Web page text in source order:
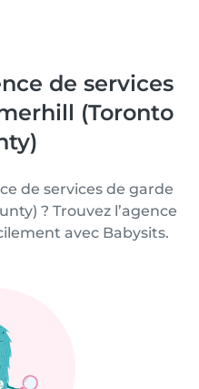
de services
(Toronto
de services de garde
? Trouvez l’agence
avec Babysits.